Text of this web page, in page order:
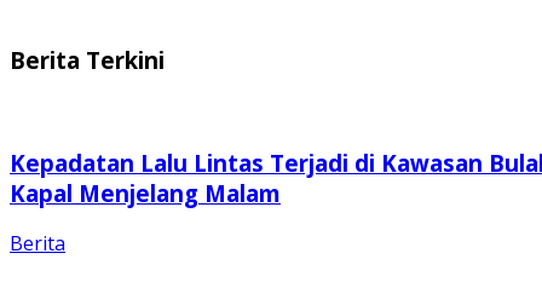
Berita Terkini
Kepadatan Lalu Lintas Terjadi di Kawasan
Kapal Menjelang Malam
Berita